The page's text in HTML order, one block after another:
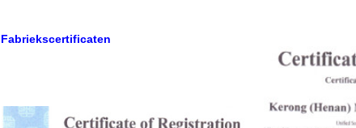
Fabriekscertificaten